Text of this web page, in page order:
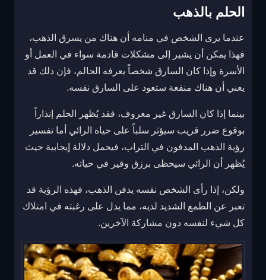
الحلم بالذهب
عندما يرى الشخص في منامه أن هناك من يسرق الذهب،
فهذا يمكن أن يشير إلى مشكلات قادمة سواء في العمل أو
الأسرة وإذا كان السارق شخصاً يعرفه الحالم، فإن ذلك قد
يعني أن هناك منفعة ستعود على السارق نفسه.
بينما إذا كان السارق غير معروف، فقد يُظهر الحلم إنذاراً
بوقوع ضرر قريب سيؤثر سلباً على حياة الرائي أما تفسير
رؤية الذهب المدفون في التراب، فيحمل دلالة إيجابية حيث
يُظهر أن الرائي سيحظى برزق وفير في حياته.
ولكن، إذا رأى الشخص نفسه يدفن الذهب، فهذه الرؤية قد
تعبر عن الطمع الشديد لديه، مما يدل على رغبته في امتلاك
كل شيء لنفسه دون مشاركة الآخرين.